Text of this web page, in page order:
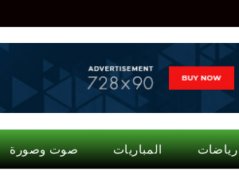
رياضات المباريات صوت وصورة